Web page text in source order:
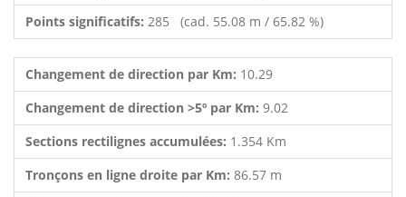
Points significatifs: 285 (cad. 55.08 m / 65.82 %)
Changement de direction par Km: 10.29
Changement de direction >5º par Km: 9.02
Sections rectilignes accumulées: 1.354 Km
Tronçons en ligne droite par Km: 86.57 m